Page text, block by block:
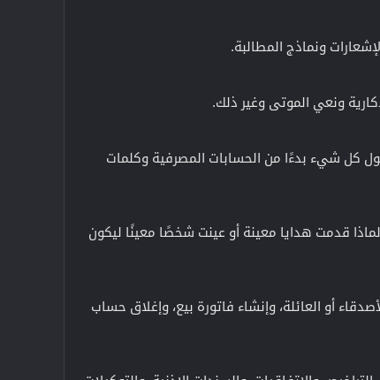
ونماذج المطالبة.
ونعي الموتى وغير ذلك.
كل شيء بدءًا من الحسابات المصرفية وكلمات
قدمت هدايا معينة أو عينت شخصًا معينًا ليكون
أو العائلة، وإنشاء فاتورة بيع، وإغلاق حساب